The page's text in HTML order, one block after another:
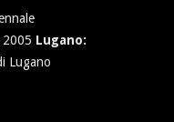
Lugano:
Lugano